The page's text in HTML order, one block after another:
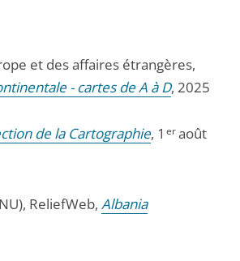
et des affaires étrangères,
- cartes de A à D, 2025
de la Cartographie, 1 eraoût
ReliefWeb, Albania